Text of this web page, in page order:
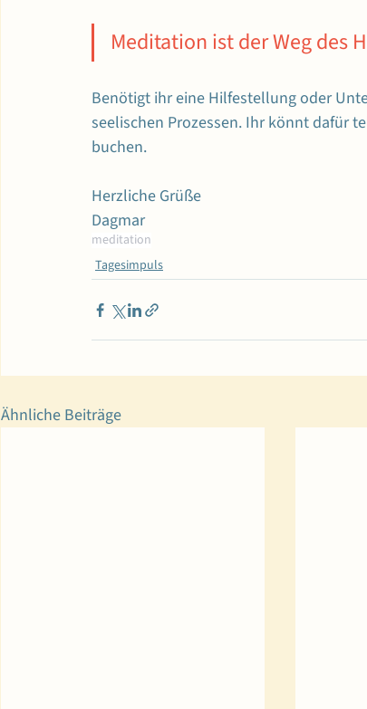
Meditation ist der Weg des
Benötigt ihr eine Hilfestellung oder
seelischen Prozessen. Ihr könnt dafür
buchen.
Herzliche Grüße
Dagmar
meditation
Tagesimpuls
Ähnliche Beiträge